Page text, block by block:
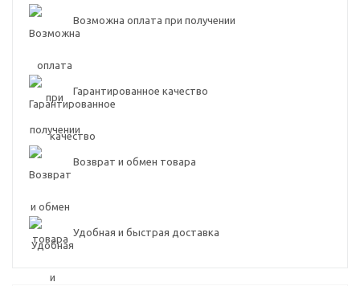
Возможна оплата при получении
Гарантированное качество
Возврат и обмен товара
Удобная и быстрая доставка